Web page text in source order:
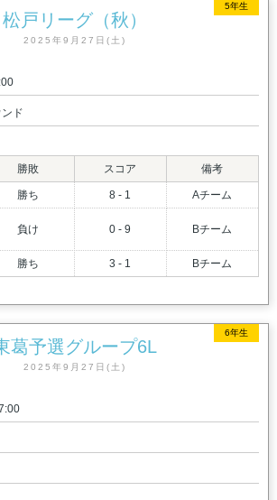
松戸リーグ（秋）
2025年9月27日(土)
5年生
ド
勝敗 スコア 備考
勝ち 8 - 1 Aチーム
負け 0 - 9 Bチーム
勝ち 3 - 1 Bチーム
葛予選グループ6L
2025年9月27日(土)
6年生